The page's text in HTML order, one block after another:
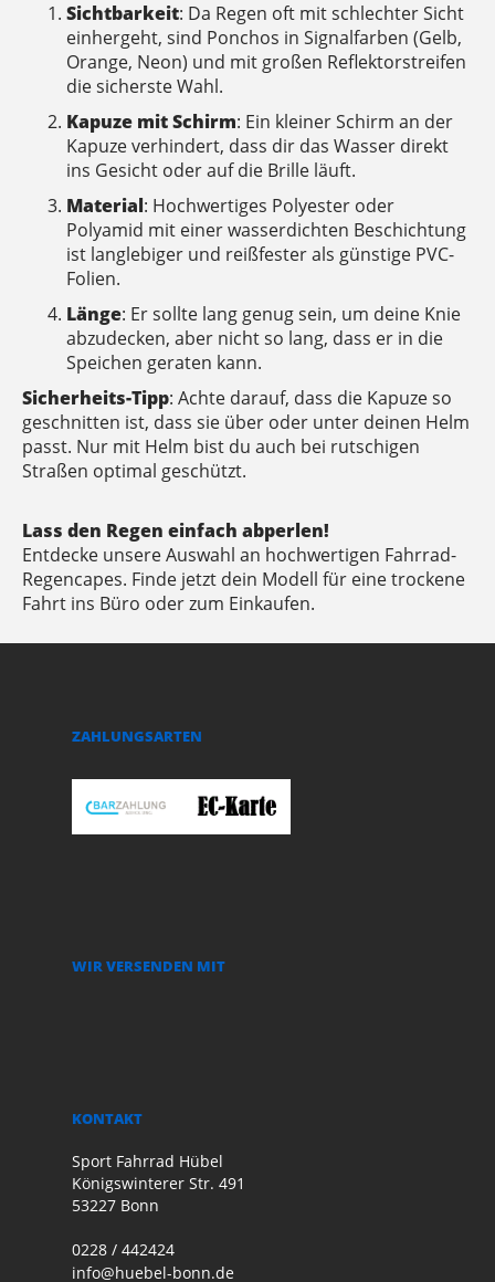
Sichtbarkeit: Da Regen oft mit schlechter Sicht
einhergeht, sind Ponchos in Signalfarben (Gelb,
Orange, Neon) und mit großen Reflektorstreifen
die sicherste Wahl.
Kapuze mit Schirm: Ein kleiner Schirm an der
Kapuze verhindert, dass dir das Wasser direkt
ins Gesicht oder auf die Brille läuft.
Material: Hochwertiges Polyester oder
Polyamid mit einer wasserdichten Beschichtung
ist langlebiger und reißfester als günstige PVC-
Folien.
Länge: Er sollte lang genug sein, um deine Knie
abzudecken, aber nicht so lang, dass er in die
Speichen geraten kann.
Sicherheits-Tipp: Achte darauf, dass die Kapuze so
geschnitten ist, dass sie über oder unter deinen Helm
passt. Nur mit Helm bist du auch bei rutschigen
Straßen optimal geschützt.
Lass den Regen einfach abperlen!
Entdecke unsere Auswahl an hochwertigen Fahrrad-
Regencapes. Finde jetzt dein Modell für eine trockene
Fahrt ins Büro oder zum Einkaufen.
ZAHLUNGSARTEN
WIR VERSENDEN MIT
KONTAKT
Sport Fahrrad Hübel
Königswinterer Str. 491
53227 Bonn
0228 / 442424
info@huebel-bonn.de